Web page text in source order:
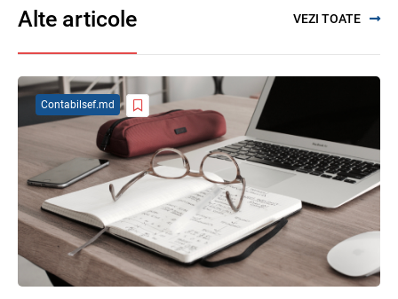
SFS a anunțat programul de seminare
Se propune modificarea Legii auditului —
consultări publice până la 19 august 2026
05.08.2026
Garanția financiară pentru refacerea
mediului la exploatarea resurselor
minerale
04.08.2026
Alte articole VEZI TOATE
Contabilsef.md